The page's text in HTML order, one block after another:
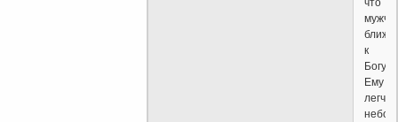
что
ближе
к
Богу?
Ему
легче